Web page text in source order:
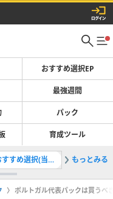
おすすめ選択EP
最強週間
パック
育成ツール
無料エピックレジェンズアセンブルのおすすめ選択(当たり)選手ランキングと引き方 2最強選
もっとみる
ポルトガル代表パックは買うべ